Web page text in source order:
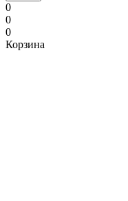
0
0
0
Корзина